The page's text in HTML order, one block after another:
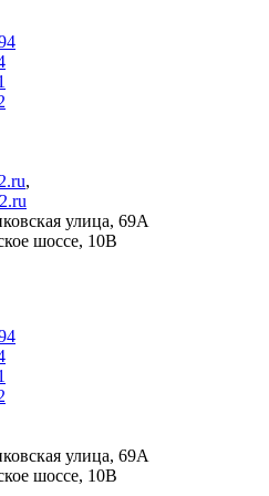
,
улица, 69А
шоссе, 10В
улица, 69А
шоссе, 10В